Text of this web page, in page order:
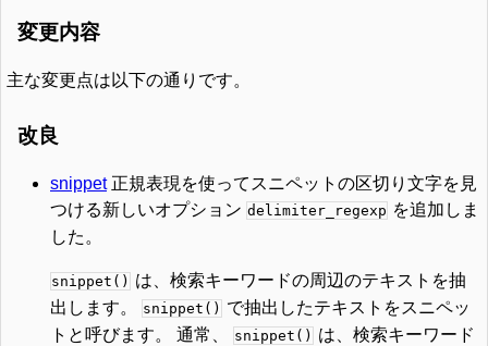
変更内容
主な変更点は以下の通りです。
改良
snippet正規表現を使ってスニペットの区切り文字を見
つける新しいオプション delimiter_regexp を追加しま
した。
snippet() は、検索キーワードの周辺のテキストを抽
出します。
snippet() で抽出したテキストをスニペッ
トと呼びます。 通常、
snippet() は、検索キーワード